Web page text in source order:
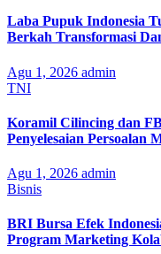
Laba Pupuk Indonesia
Berkah Transformasi
Agu 1, 2026 admin
TNI
Koramil Cilincing dan
Penyelesaian Persoalan
Agu 1, 2026 admin
Bisnis
BRI Bursa Efek
Program Marketing